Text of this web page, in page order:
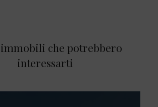
che potrebbero
interessarti